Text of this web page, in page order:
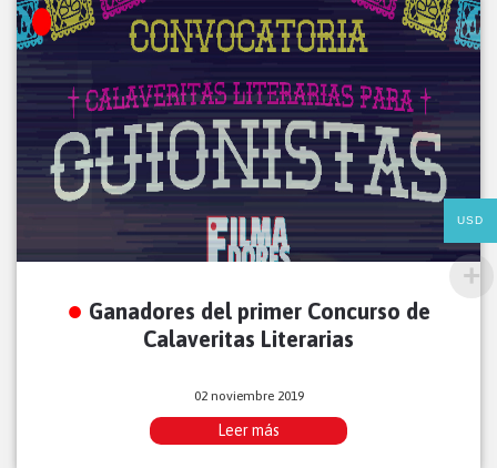
Ganadores del primer Concurso de
Calaveritas Literarias
02 noviembre 2019
Leer más
USD